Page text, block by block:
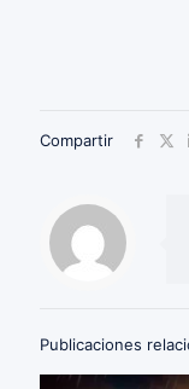
Compartir
Publicaciones